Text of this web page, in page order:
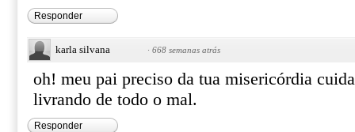
Responder
karla silvana · 668 semanas atrás
oh! meu pai preciso da tua misericórdia
livrando de todo o mal.
Responder